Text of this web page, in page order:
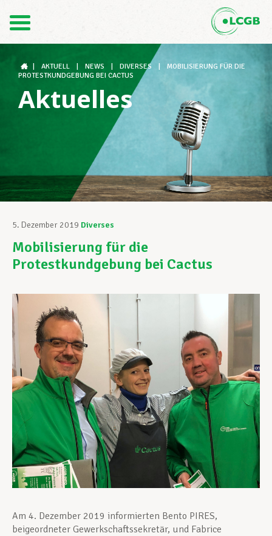
FR
Der LCGB
Gewerkschaftsstrukturen
Unterstützung im Arbeitsalltag
Ihre Rechte
Unterstützung im Privatleben
Berufliche Weiterentwicklung
Mitglied werden
Aktuell
AKTUELL NEWS DIVERSES
MOBILISIERUNG FÜR DIE
PROTESTKUNDGEBUNG BEI CACTUS
Aktuelles
5. Dezember 2019 Diverses
Mobilisierung für die
Protestkundgebung bei Cactus
Am 4. Dezember 2019 informierten Bento PIRES,
beigeordneter Gewerkschaftssekretär, und Fabrice